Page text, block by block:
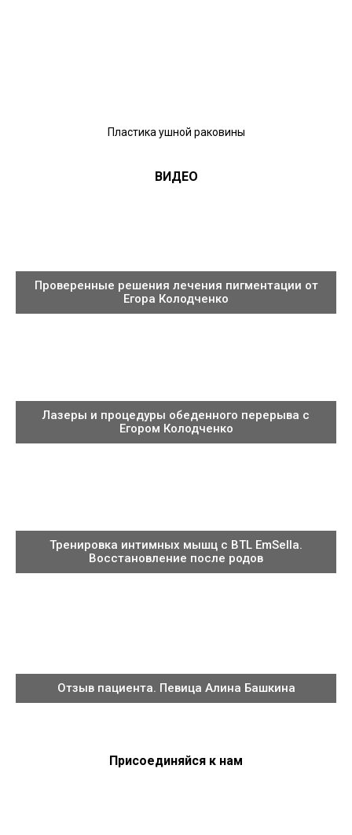
Пластика ушной раковины
ВИДЕО
Проверенные решения лечения пигментации от
Егора Колодченко
Лазеры и процедуры обеденного перерыва с
Егором Колодченко
Тренировка интимных мышц с BTL EmSella.
Восстановление после родов
Отзыв пациента. Певица Алина Башкина
Присоединяйся к нам